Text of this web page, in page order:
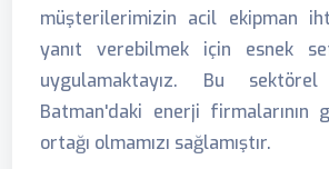
müşterilerimizin acil ekipman
yanıt verebilmek için esnek
uygulamaktayız. Bu sektörel
Batman'daki enerji firmalarının
ortağı olmamızı sağlamıştır.